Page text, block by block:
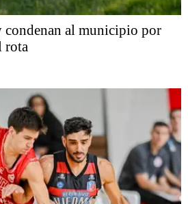
condenan al municipio por
rota